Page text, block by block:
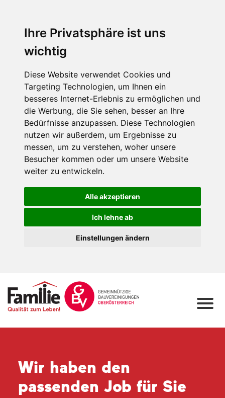
Ihre Privatsphäre ist uns
wichtig
Diese Website verwendet Cookies und
Targeting Technologien, um Ihnen ein
besseres Internet-Erlebnis zu ermöglichen und
die Werbung, die Sie sehen, besser an Ihre
Bedürfnisse anzupassen. Diese Technologien
nutzen wir außerdem, um Ergebnisse zu
messen, um zu verstehen, woher unsere
Besucher kommen oder um unsere Website
weiter zu entwickeln.
Alle akzeptieren
Ich lehne ab
Einstellungen ändern
Wir haben den
passenden Job für Sie